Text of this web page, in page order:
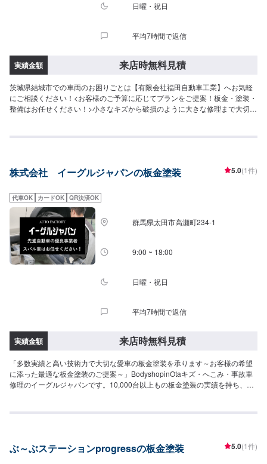
日曜・祝日
平均7時間で返信
実績金額 来店時無料見積
茨城県結城市での車両のお困りごとは【有限会社福田自動車工業】へお気軽
にご相談ください！<お客様のご予算に応じてプランをご提案！板金・塗装・
整備はお任せください！>小さなキズから破損のように大きな修理まで大切な
きし、最適な施工方法をご提案しますので、お気軽にお問い合わせ下さい。
となります。納期は前後する場合がございます。予めご了承ください。-----代
い。※代車の燃料代はお客様にご負担いただいております。-----ご来店時の注
意、受付方法-----入庫の際はお気をつけてお越しください。駐車スペースは事
務所前の空いているスペースに駐車してください。受付はスタッフへ「メン
テモで予約しました」とお伝えください。ご案内いたします。【定休日・営
業時間】定休日：日曜、祝日営業時間：8:00~18:00
株式会社 イーグルジャパンの板金塗装 5.0(1件)
代車OK カードOK QR決済OK
群馬県太田市高瀬町234-1
9:00 ~ 18:00
日曜・祝日
平均7時間で返信
実績金額 来店時無料見積
「多数実績と高い技術力で大切な愛車の板金塗装を承ります～お客様の希望
に添った最適な板金塗装のご提案～」BodyshopinOtaキズ・へこみ・事故車
修理のイーグルジャパンです。10,000台以上もの板金塗装の実績を持ち、太
にお客様の大切な思い出を乗せた日常を彩る大切な相棒であり、熟練の職人
した上で、長年培った技術力を駆使して最適な方法のご提案をさせていただ
ぶ～ぶステーションprogressの板金塗装 5.0(1件)